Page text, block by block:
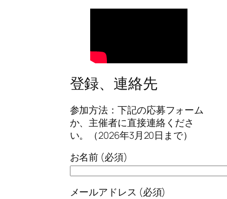
登録、連絡先
参加方法：下記の応募フォーム
か、主催者に直接連絡くださ
い。（2026年3月20日まで）
お名前 (必須)
メールアドレス (必須)